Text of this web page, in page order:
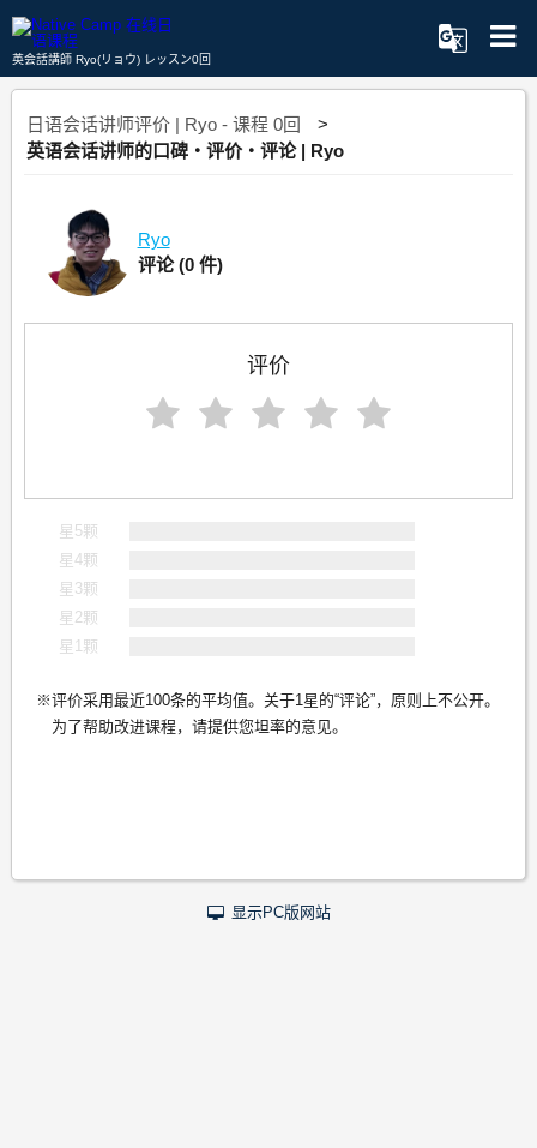
英会話講師 Ryo(リョウ) レッスン0回
日语会话讲师评价 | Ryo - 课程 0回
英语会话讲师的口碑・评价・评论 | Ryo
Ryo
评论(0 件)
评价
星5颗
星4颗
星3颗
星2颗
星1颗
评价采用最近100条的平均值。关于1星的“评论”，原则上不公开。
为了帮助改进课程，请提供您坦率的意见。
显示PC版网站